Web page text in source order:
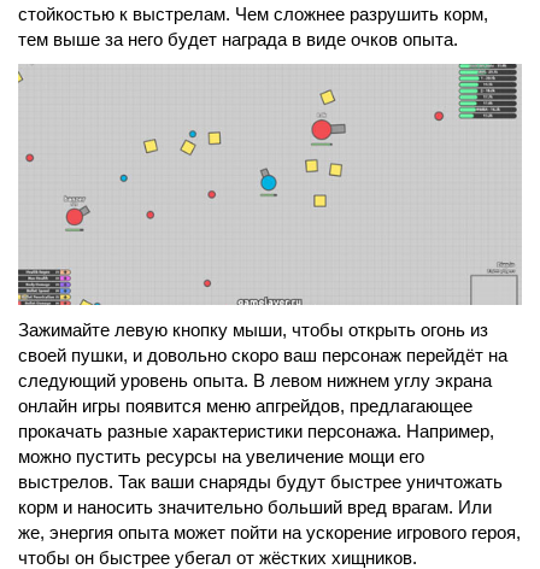
стойкостью к выстрелам. Чем сложнее разрушить корм,
тем выше за него будет награда в виде очков опыта.
Зажимайте левую кнопку мыши, чтобы открыть огонь из
своей пушки, и довольно скоро ваш персонаж перейдёт на
следующий уровень опыта. В левом нижнем углу экрана
онлайн игры появится меню апгрейдов, предлагающее
прокачать разные характеристики персонажа. Например,
можно пустить ресурсы на увеличение мощи его
выстрелов. Так ваши снаряды будут быстрее уничтожать
корм и наносить значительно больший вред врагам. Или
же, энергия опыта может пойти на ускорение игрового героя,
чтобы он быстрее убегал от жёстких хищников.